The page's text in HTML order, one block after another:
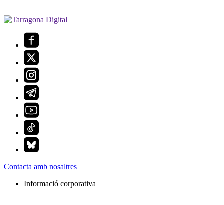
Contacta amb nosaltres
Informació corporativa